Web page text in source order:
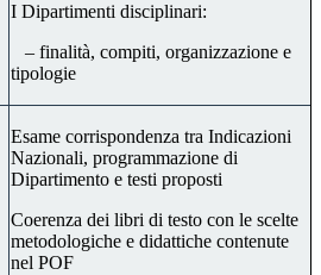
I Dipartimenti disciplinari:
– finalità, compiti, organizzazione e
tipologie
Esame corrispondenza tra Indicazioni
Nazionali, programmazione di
Dipartimento e testi proposti
Coerenza dei libri di testo con le scelte
metodologiche e didattiche contenute
nel POF